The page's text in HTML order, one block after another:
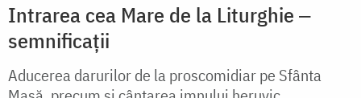
Intrarea cea Mare de la Liturghie ‒
semnificații
Aducerea darurilor de la proscomidiar pe Sfânta